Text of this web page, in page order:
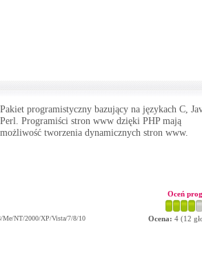
Pakiet programistyczny bazujący na językach C,
Perl. Programiści stron www dzięki PHP mają
możliwość tworzenia dynamicznych stron www.
Me/NT/2000/XP/Vista/7/8/10
Oceń
Ocena: 4 (12